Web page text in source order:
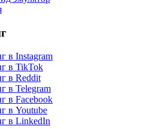
в Instagram
в TikTok
в Reddit
в Telegram
в Facebook
в Youtube
в LinkedIn